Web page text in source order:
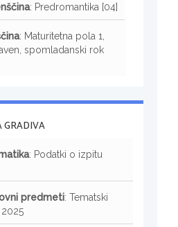
: Predromantika [04]
: Maturitetna pola 1,
spomladanski rok
GRADIVA
: Podatki o izpitu
predmeti: Tematski